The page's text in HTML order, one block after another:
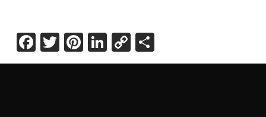
Facebook
Twitter
Pinterest
LinkedIn
Copy
Link
Share